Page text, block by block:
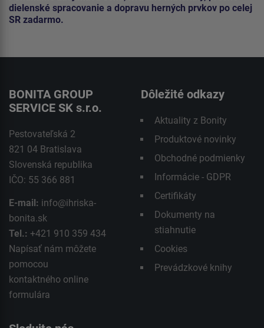
dielenské spracovanie a dopravu herných prvkov po celej
SR zadarmo.
BONITA GROUP
SERVICE SK s.r.o.
Pestovateľská 2
821 04 Bratislava
Slovenská republika
IČO: 55 366 881
E-mail: info@ihriska-
bonita.sk
Tel.: +421 910 359 434
Napísať nám môžete
pomocou
kontaktného online
formulára
Dôležité odkazy
Aktuality z Bonity
Produktové novinky
Obchodné podmienky
Informácie - GDPR
Certifikáty
Dokumenty na
stiahnutie
Cookies
Prevádzkové knihy